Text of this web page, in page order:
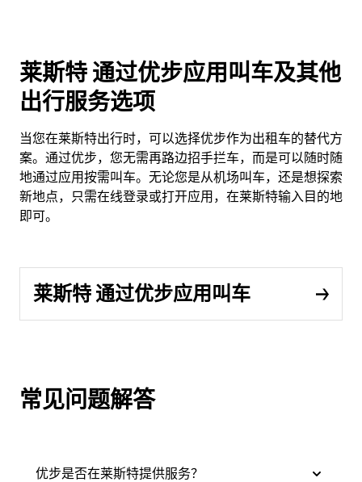
莱斯特 通过优步应用叫车及其他
出行服务选项
当您在莱斯特出行时，可以选择优步作为出租车的替代方
案。通过优步，您无需再路边招手拦车，而是可以随时随
地通过应用按需叫车。无论您是从机场叫车，还是想探索
新地点，只需在线登录或打开应用，在莱斯特输入目的地
即可。
莱斯特 通过优步应用叫车
常见问题解答
优步是否在莱斯特提供服务？